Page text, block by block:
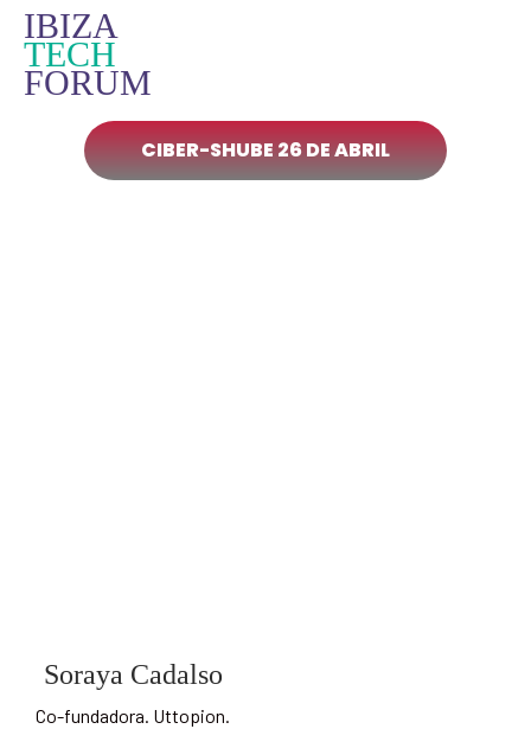
IBIZA
TECH
FORUM
CIBER-SHUBE 26 DE ABRIL
Soraya Cadalso
Co-fundadora. Uttopion.